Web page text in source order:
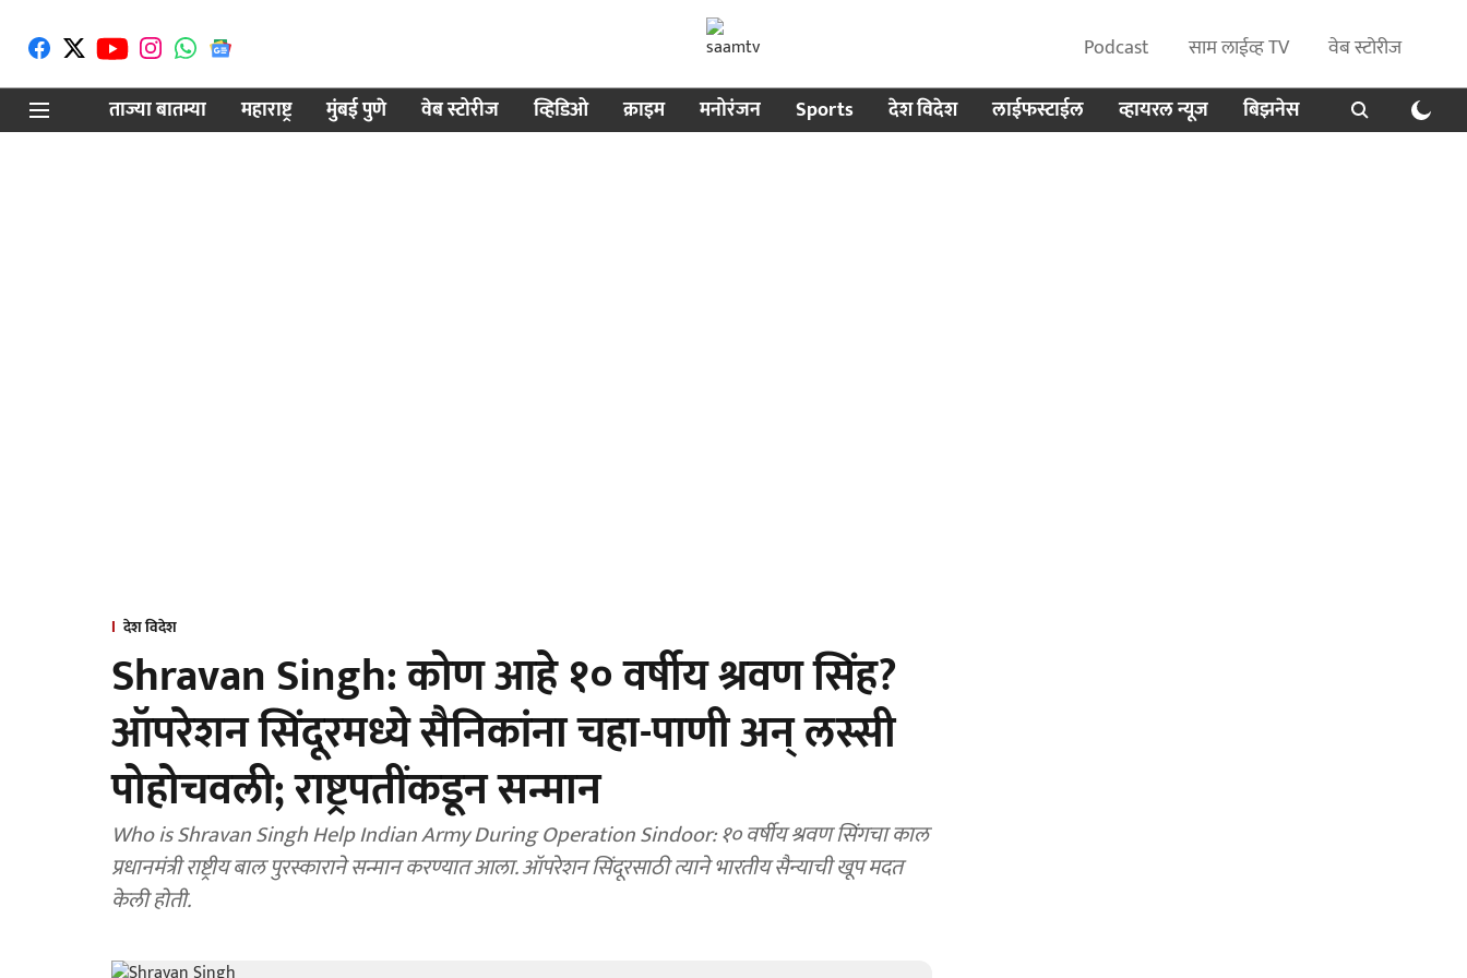
Podcast साम लाईव्ह TV
वेब स्टोरीज
ताज्या बातम्या
महाराष्ट्र मुंबई पुणे वेब स्टोरीज व्हिडिओ क्राइम मनोरंजन Sports देश विदेश लाईफस्टाईल व्हायरल न्यूज बिझनेस
देश विदेश
Shravan Singh: कोण आहे १० वर्षीय श्रवण सिंह?
ऑपरेशन सिंदूरमध्ये सैनिकांना चहा-पाणी अन् लस्सी
पोहोचवली; राष्ट्रपतींकडून सन्मान
Who is Shravan Singh Help Indian Army During Operation Sindoor: १० वर्षीय श्रवण सिंगचा काल
प्रधानमंत्री राष्ट्रीय बाल पुरस्काराने सन्मान करण्यात आला. ऑपरेशन सिंदूरसाठी त्याने भारतीय सैन्याची खूप मदत
केली होती.